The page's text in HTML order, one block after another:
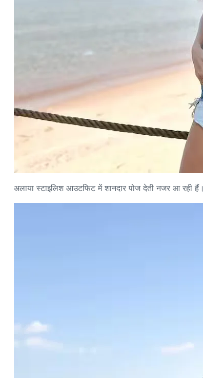
अलाया स्टाइलिश आउटफिट में शानदार पोज देती नजर आ रही हैं।